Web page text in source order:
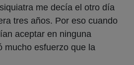
me decía el otro día
tres años. Por eso cuando
aceptar en ninguna
mucho esfuerzo que la